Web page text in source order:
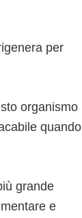
per
organismo
quando
grande
e